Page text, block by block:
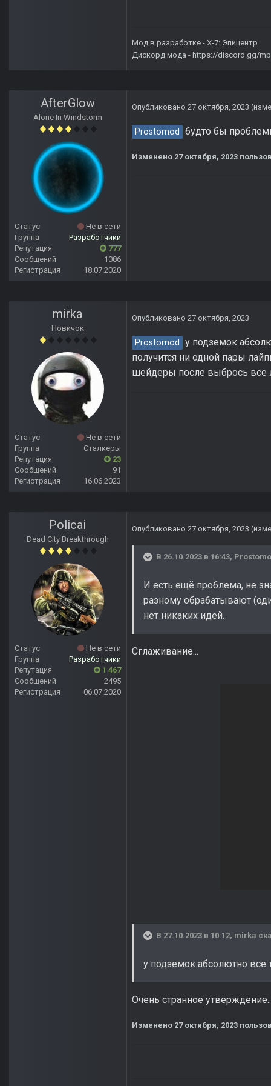
Мод в разработке - X-7: Эпицентр
Дискорд мода - https://discord.gg/
AfterGlow
Alone In Windstorm
Статус
Не в сети
Группа
Разработчики
Репутация
777
Сообщений
1086
Регистрация
18.07.2020
Опубликовано 27 октября, 2023
Prostomod будто бы
Изменено 27 октября, 2023
mirka
Новичок
Статус
Не в сети
Группа
Сталкеры
Репутация
23
Сообщений
91
Регистрация
16.06.2023
Опубликовано 27 октября, 2023
Prostomod
у подземок
получится ни одной пары
шейдеры после выбрось все
Policai
Dead City Breakthrough
Статус
Не в сети
Группа
Разработчики
Репутация
1 467
Сообщений
2495
Регистрация
06.07.2020
Опубликовано 27 октября, 2023
В 26.10.2023 в 16:43,
И есть ещё проблема, не
разному обрабатывают
нет никаких идей.
Сглаживание...
В 27.10.2023 в 10:12, mirka
у подземок абсолютно
Очень странное
Изменено 27 октября, 2023